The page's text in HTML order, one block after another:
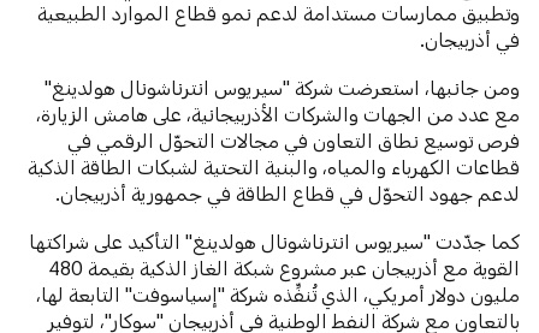
وتطبيق ممارسات مستدامة لدعم نمو قطاع الموارد الطبيعية
في أذربيجان.
ومن جانبها، استعرضت شركة "سيريوس انترناشونال هولدينغ"
مع عدد من الجهات والشركات الأذربيجانية، على هامش الزيارة،
فرص توسيع نطاق التعاون في مجالات التحوّل الرقمي في
قطاعات الكهرباء والمياه، والبنية التحتية لشبكات الطاقة الذكية
لدعم جهود التحوّل في قطاع الطاقة في جمهورية أذربيجان.
كما جدّدت "سيريوس انترناشونال هولدينغ" التأكيد على شراكتها
القوية مع أذربيجان عبر مشروع شبكة الغاز الذكية بقيمة 480
مليون دولار أمريكي، الذي تُنفِّذه شركة "إسياسوفت" التابعة لها،
بالتعاون مع شركة النفط الوطنية في أذربيجان "سوكار"، لتوفير